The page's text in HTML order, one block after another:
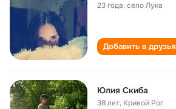
23 года,село Лука
Добавить в друзья
Юлия Скиба
38 лет, Кривой Рог